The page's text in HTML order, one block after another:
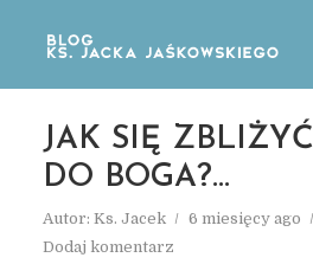
JAK SIĘ ZBLIŻYĆ
DO BOGA?…
Autor: Ks. Jacek 6 miesięcy ago
Dodaj komentarz